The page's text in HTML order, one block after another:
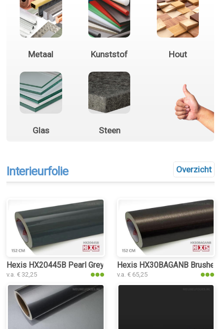
Metaal Kunststof Hout
Glas Steen
Overzicht
Interieurfolie
Hexis HX20445B Pearl Grey Gloss interieurfolie
v.a. € 32,25
Hexis HX30BAGANB
v.a. € 65,25